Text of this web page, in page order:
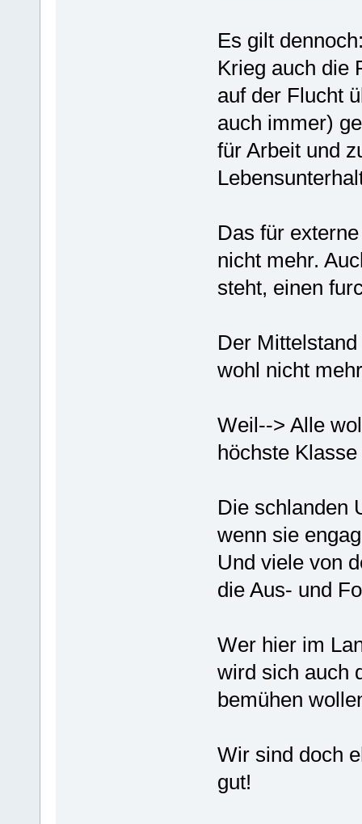
Es gilt
Krieg auch die
auf der Flucht
auch immer)
für Arbeit und
Das für
nicht mehr.
steht, einen
Der
wohl nicht
Weil--> Alle
höchste
Die schlanden
wenn sie
Und viele von
die Aus- und
Wer hier im
wird sich auch
bemühen
Wir sind doch
gut!